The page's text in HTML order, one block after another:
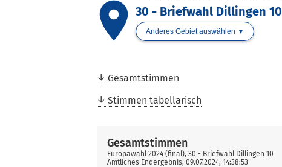
place30 - Briefwahl Dillingen 10
Anderes Gebiet auswählen
Gesamtstimmen
Stimmen tabellarisch
Gesamtstimmen
Europawahl 2024 (final), 30 - Briefwahl Dillingen 10
Amtliches Endergebnis, 09.07.2024, 14:38:53